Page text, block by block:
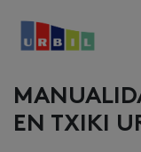
EN TXIKI